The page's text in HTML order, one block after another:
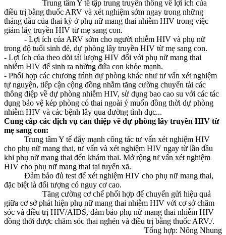
Trung tâm Y tế tập trung truyền thông về lợi ích của
điều trị bằng thuốc ARV và xét nghiệm sớm ngay trong những
tháng đầu của thai kỳ ở phụ nữ mang thai nhiễm HIV trong việc
giảm lây truyền HIV từ mẹ sang con.
- Lợi ích của ARV sớm cho người nhiễm HIV và phụ nữ
trong độ tuổi sinh đẻ, dự phòng lây truyền HIV từ mẹ sang con.
- Lợi ích của theo dõi tải lượng HIV đối với phụ nữ mang thai
nhiễm HIV để sinh ra những đứa con khỏe mạnh.
- Phối hợp các chương trình dự phòng khác như tư vấn xét nghiệm
tự nguyện, tiếp cận cộng đồng nhằm tăng cường chuyển tải các
thông điệp về dự phòng nhiễm HIV, sử dụng bao cao su với các tác
dụng bảo vệ kép phòng có thai ngoài ý muốn đồng thời dự phòng
nhiễm HIV và các bệnh lây qua đường tình dục...
Cung cấp các dịch vụ can thiệp về dự phòng lây truyền HIV từ
mẹ sang con:
Trung tâm Y tế đẩy mạnh công tác tư vấn xét nghiệm HIV
cho phụ nữ mang thai, tư vấn và xét nghiệm HIV ngay từ lần đầu
khi phụ nữ mang thai đến khám thai. Mở rộng tư vấn xét nghiệm
HIV cho phụ nữ mang thai tại tuyến xã.
Đảm bảo đủ test để xét nghiệm HIV cho phụ nữ mang thai,
đặc biệt là đối tượng có nguy cơ cao.
Tăng cường cơ chế phối hợp để chuyển gửi hiệu quả
giữa cơ sở phát hiện phụ nữ mang thai nhiễm HIV với cơ sở chăm
sóc và điều trị HIV/AIDS, đảm bảo phụ nữ mang thai nhiễm HIV
đồng thời được chăm sóc thai nghén và điều trị bằng thuốc ARV./.
Tổng hợp: Nông Nhung